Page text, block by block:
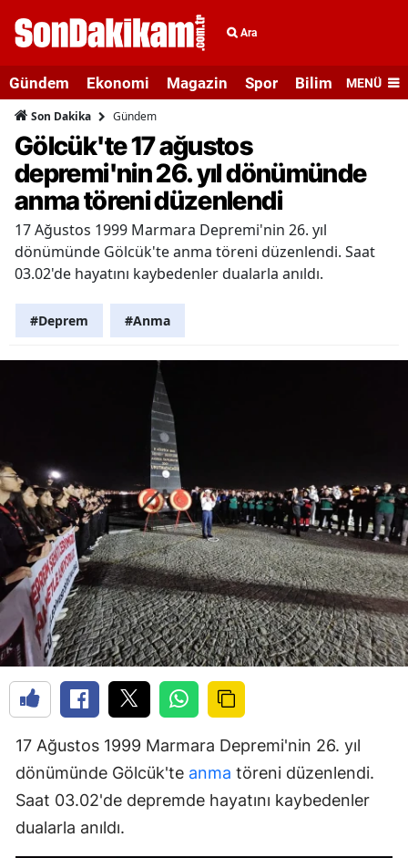
Ara
Gündem Ekonomi Magazin Spor Bilim veMENÜ
Son Dakika Gündem
Gölcük'te 17 ağustos
depremi'nin 26. yıl dönümünde
anma töreni düzenlendi
17 Ağustos 1999 Marmara Depremi'nin 26. yıl
dönümünde Gölcük'te anma töreni düzenlendi. Saat
03.02'de hayatını kaybedenler dualarla anıldı.
#Deprem #Anma
17 Ağustos 1999 Marmara Depremi'nin 26. yıl
dönümünde Gölcük'te anma töreni düzenlendi.
Saat 03.02'de depremde hayatını kaybedenler
dualarla anıldı.